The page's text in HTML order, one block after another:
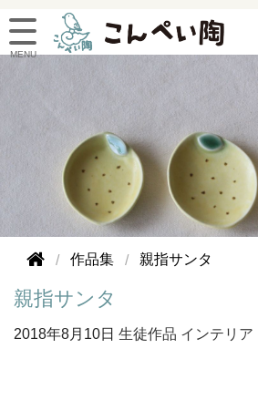
作品集 親指サンタ
親指サンタ
2018年8月10日 生徒作品 インテリア